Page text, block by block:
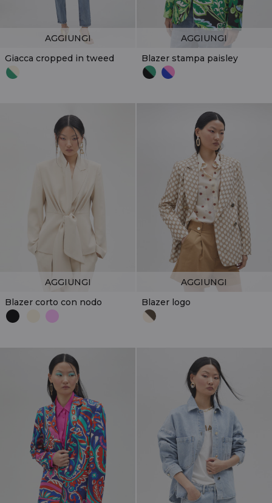
Giacca cropped in tweed
AGGIUNGI
Blazer stampa paisley
AGGIUNGI
Blazer corto con nodo
AGGIUNGI
Blazer logo
AGGIUNGI